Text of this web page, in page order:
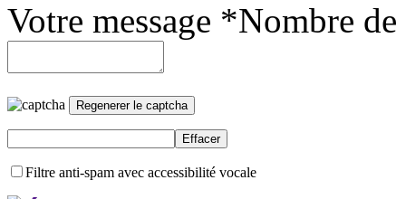
Votre message *Nombre
Filtre anti-spam avec accessibilité vocale